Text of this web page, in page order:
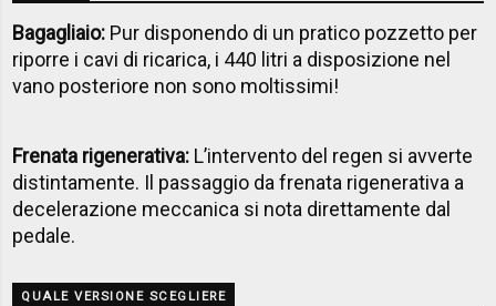
Bagagliaio: Pur disponendo di un pratico pozzetto per
riporre i cavi di ricarica, i 440 litri a disposizione nel
vano posteriore non sono moltissimi!
Frenata rigenerativa: L’intervento del regen si avverte
distintamente. Il passaggio da frenata rigenerativa a
decelerazione meccanica si nota direttamente dal
pedale.
QUALE VERSIONE SCEGLIERE